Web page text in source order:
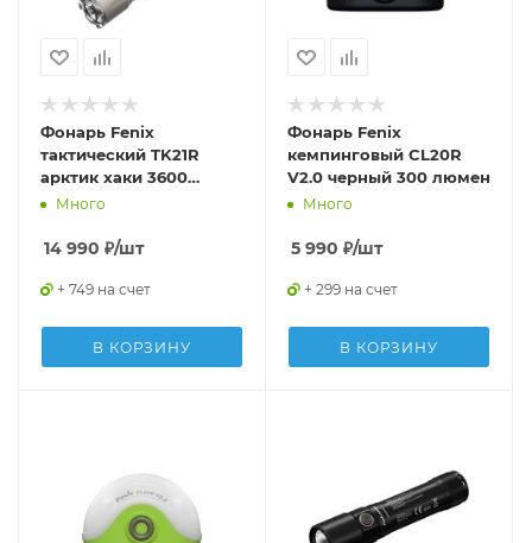
Фонарь Fenix
тактический TK21R
арктик хаки 3600
люмен
Много
14 990 ₽/шт
+ 749 на счет
В КОРЗИНУ
Фонарь Fenix
кемпинговый CL20R
V2.0 черный 300 люмен
Много
5 990 ₽/шт
+ 299 на счет
В КОРЗИНУ